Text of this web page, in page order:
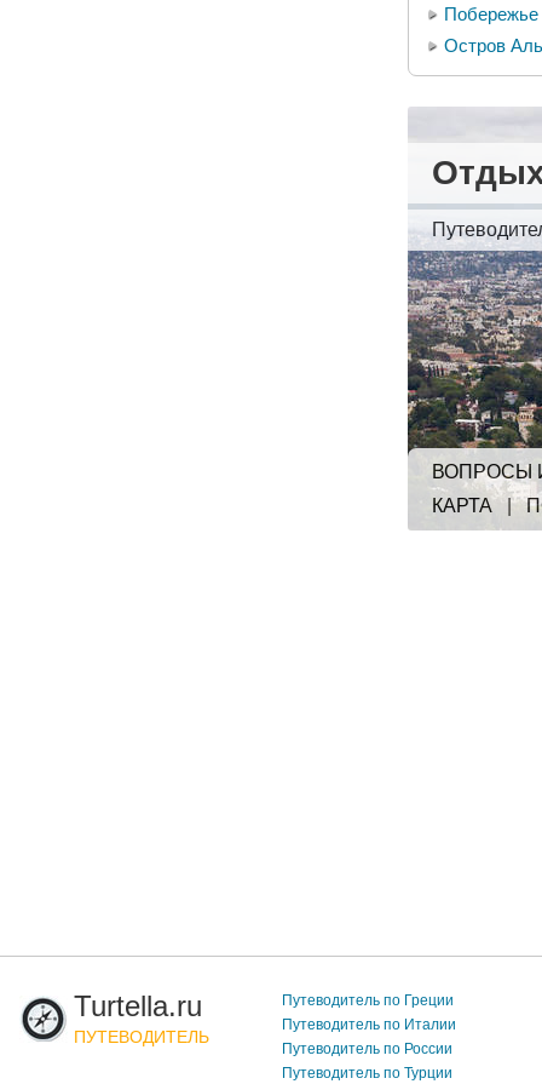
Остров
ВОПРОСЫ
КАРТА|
Turtella.ru
ПУТЕВОДИТЕЛЬ
Путеводитель по Греции
Путеводитель по Италии
Путеводитель по России
Путеводитель по Турции